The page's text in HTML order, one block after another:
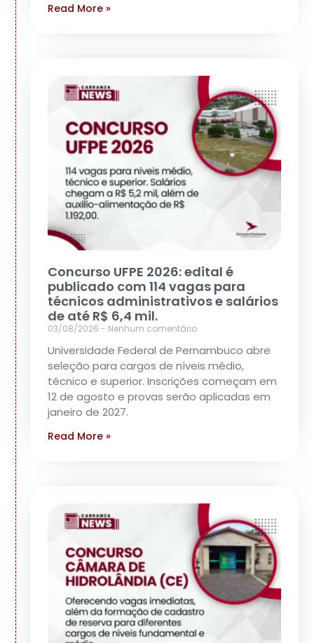
Read More »
Concurso UFPE 2026: edital é
publicado com 114 vagas para
técnicos administrativos e salários
de até R$ 6,4 mil.
03/08/2026 Nenhum comentário
Universidade Federal de Pernambuco abre
seleção para cargos de níveis médio,
técnico e superior. Inscrições começam em
12 de agosto e provas serão aplicadas em
janeiro de 2027.
Read More »